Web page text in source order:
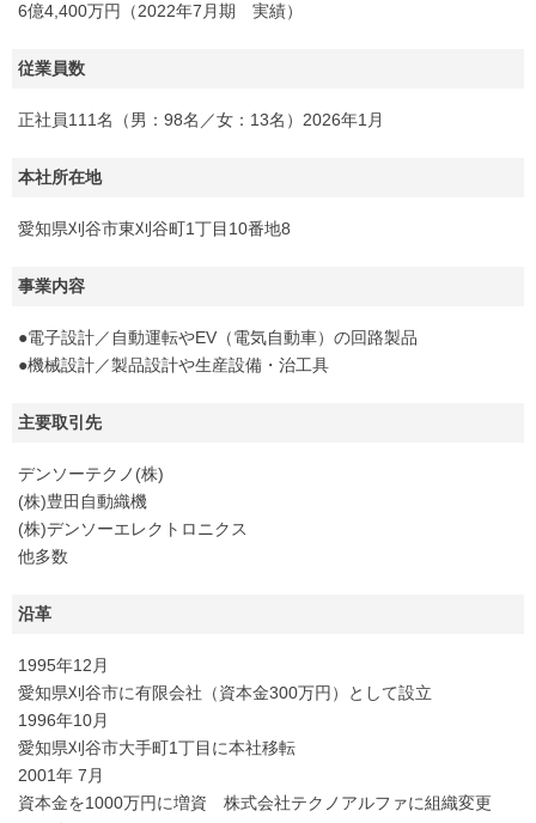
6億4,400万円（2022年7月期 実績）
従業員数
正社員111名（男：98名／女：13名）2026年1月
本社所在地
愛知県刈谷市東刈谷町1丁目10番地8
事業内容
●電子設計／自動運転やEV（電気自動車）の回路製品
●機械設計／製品設計や生産設備・治工具
主要取引先
デンソーテクノ(株)
(株)豊田自動織機
(株)デンソーエレクトロニクス
他多数
沿革
1995年12月
愛知県刈谷市に有限会社（資本金300万円）として設立
1996年10月
愛知県刈谷市大手町1丁目に本社移転
2001年 7月
資本金を1000万円に増資 株式会社テクノアルファに組織変更